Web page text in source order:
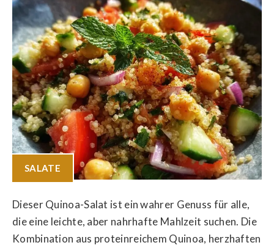
SALATE
Dieser Quinoa-Salat ist ein wahrer Genuss für alle,
die eine leichte, aber nahrhafte Mahlzeit suchen. Die
Kombination aus proteinreichem Quinoa, herzhaften